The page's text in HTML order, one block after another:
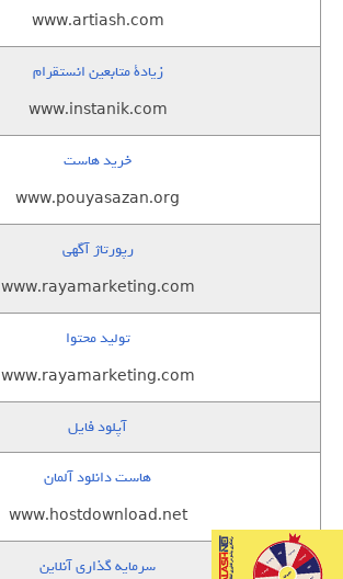
www.artiash.com
زيادة متابعين انستقرام
www.instanik.com
خرید هاست
www.pouyasazan.org
رپورتاژ آگهی
www.rayamarketing.com
تولید محتوا
www.rayamarketing.com
آپلود فایل
هاست دانلود آلمان
www.hostdownload.net
سرمایه گذاری آنلاین